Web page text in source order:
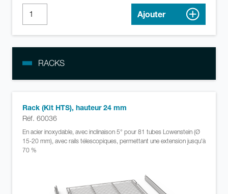
Ajouter
RACKS
Rack (Kit HTS), hauteur 24 mm
Réf. 60036
En acier inoxydable, avec inclinaison 5° pour 81 tubes Lowenstein (Ø
15-20 mm), avec rails télescopiques, permettant une extension jusqu'à
70 %